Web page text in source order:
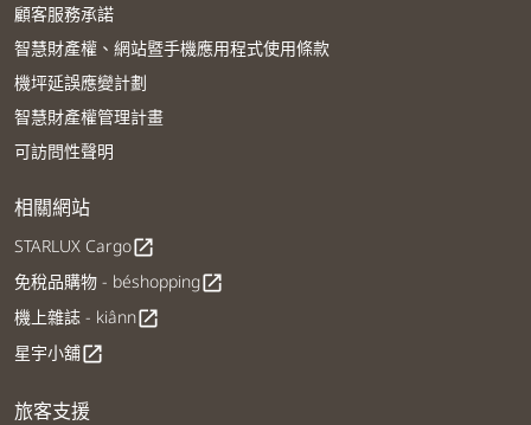
顧客服務承諾
智慧財產權、網站暨手機應用程式使用條款
機坪延誤應變計劃
智慧財產權管理計畫
可訪問性聲明
相關網站
STARLUX Cargoopen_in_new
免稅品購物 - béshoppingopen_in_new
機上雜誌 - kiânnopen_in_new
星宇小舖open_in_new
旅客支援